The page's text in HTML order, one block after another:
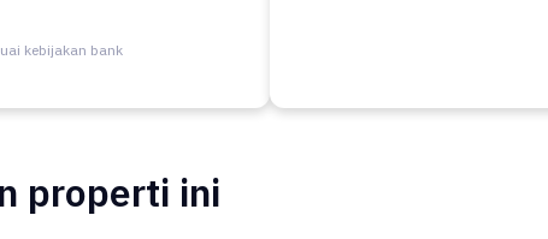
kebijakan bank
properti ini